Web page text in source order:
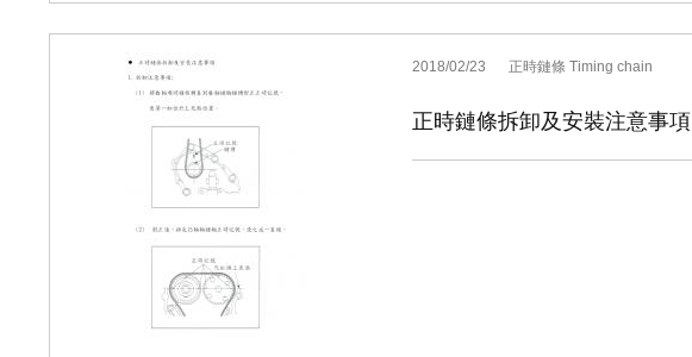
2018/02/23 正時鏈條 Timing chain
正時鏈條拆卸及安裝注意事項